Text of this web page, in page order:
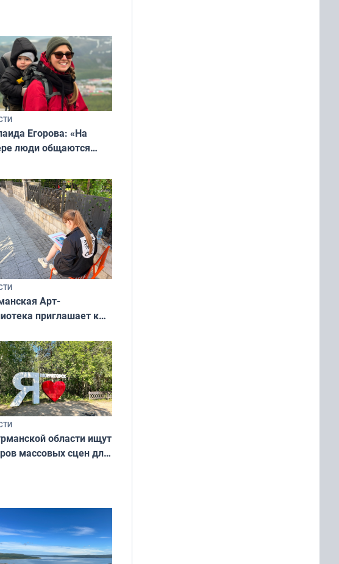
Егорова: «На
люди общаются
что
интересен»
Арт-
приглашает к
области ищут
массовых сцен для